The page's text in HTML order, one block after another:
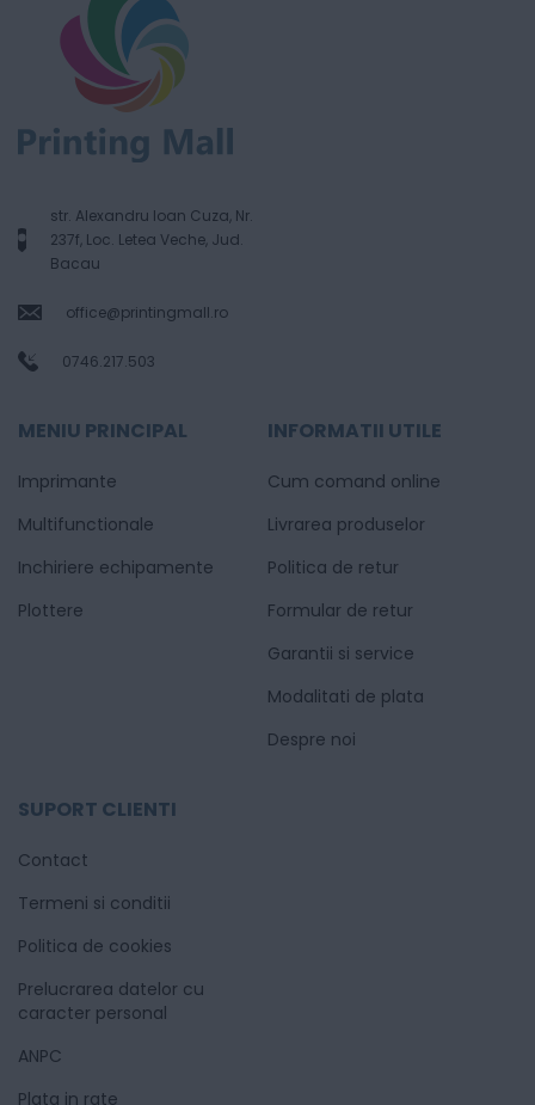
str. Alexandru Ioan Cuza, Nr.
237f, Loc. Letea Veche, Jud.
Bacau
office@printingmall.ro
0746.217.503
MENIU PRINCIPAL
Imprimante
Multifunctionale
Inchiriere echipamente
Plottere
INFORMATII UTILE
Cum comand online
Livrarea produselor
Politica de retur
Formular de retur
Garantii si service
Modalitati de plata
Despre noi
SUPORT CLIENTI
Contact
Termeni si conditii
Politica de cookies
Prelucrarea datelor cu
caracter personal
ANPC
Plata in rate